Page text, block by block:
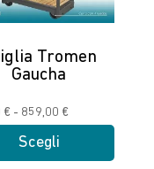
Tromen
Gaucha
€ - 859,00 €
prezzo:
Scegli